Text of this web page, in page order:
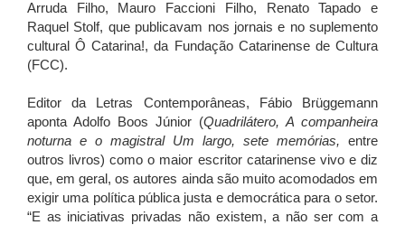
Arruda Filho, Mauro Faccioni Filho, Renato Tapado e
Raquel Stolf, que publicavam nos jornais e no suplemento
cultural Ô Catarina!, da Fundação Catarinense de Cultura
(FCC).
Editor da Letras Contemporâneas, Fábio Brüggemann
aponta Adolfo Boos Júnior (Quadrilátero, A companheira
noturna e o magistral Um largo, sete memórias, entre
outros livros) como o maior escritor catarinense vivo e diz
que, em geral, os autores ainda são muito acomodados em
exigir uma política pública justa e democrática para o setor.
“E as iniciativas privadas não existem, a não ser com a